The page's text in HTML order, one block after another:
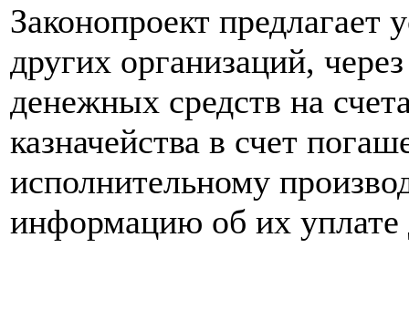
Законопроект предлагает
других организаций,
денежных средств на
казначейства в счет
исполнительному
информацию об их